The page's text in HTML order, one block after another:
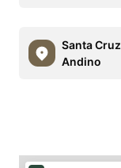
Santa
Andino